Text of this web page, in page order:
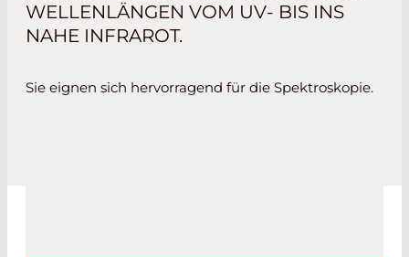
WELLENLÄNGEN VOM UV- BIS INS
NAHE INFRAROT.
Sie eignen sich hervorragend für die Spektroskopie.